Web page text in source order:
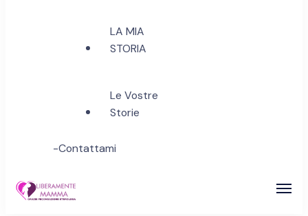
LA MIA
STORIA
Le Vostre
Storie
-Contattami